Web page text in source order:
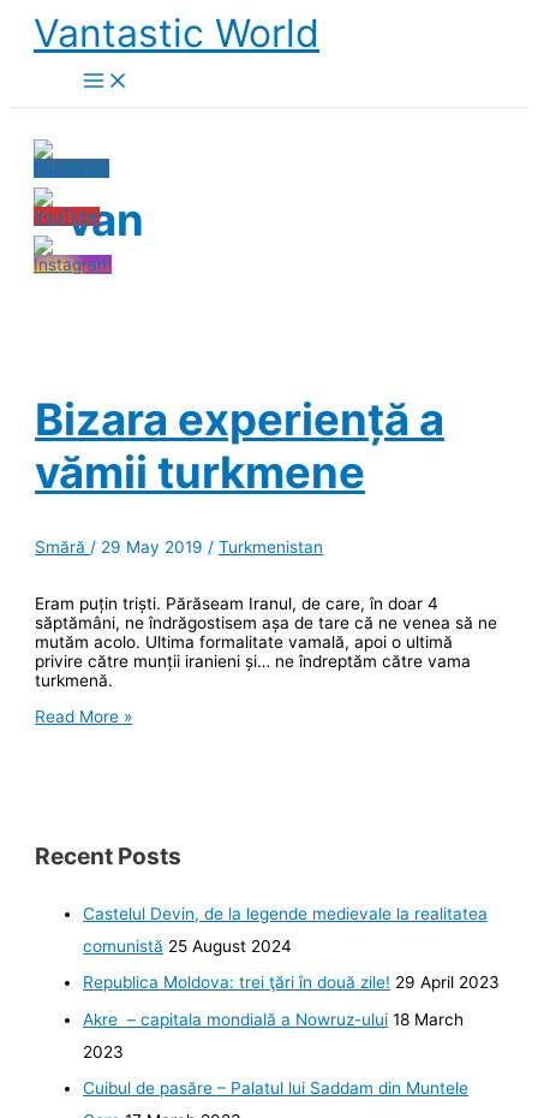
Skip
content
Vantastic World
van
Bizara experiență a
vămii turkmene
Smără / 29 May 2019 /Turkmenistan
Eram puțin triști. Părăseam Iranul, de care, în doar 4
săptămâni, ne îndrăgostisem așa de tare că ne venea să ne
mutăm acolo. Ultima formalitate vamală, apoi o ultimă
privire către munții iranieni și… ne îndreptăm către vama
turkmenă.
Bizara
Read More »
Recent Posts
Castelul Devin, de la legende medievale la realitatea
comunistă 25 August 2024
Republica Moldova: trei ţări în două zile! 29 April 2023
Akre – capitala mondială a Nowruz-ului 18 March
2023
Cuibul de pasăre – Palatul lui Saddam din Muntele